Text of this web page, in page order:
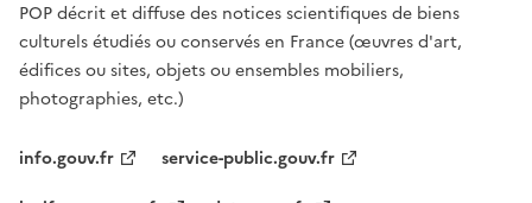
POP décrit et diffuse des notices scientifiques de biens
culturels étudiés ou conservés en France (œuvres d'art,
édifices ou sites, objets ou ensembles mobiliers,
photographies, etc.)
info.gouv.fr
service-public.gouv.fr